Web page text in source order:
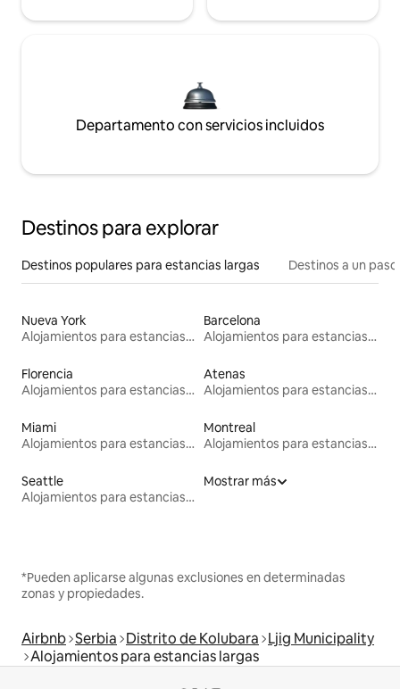
Departamento con servicios incluidos
Destinos para explorar
Destinos populares para estancias largas Destinos a un
Nueva York
Alojamientos para estancias largas
Barcelona
Alojamientos para estancias largas
Florencia
Alojamientos para estancias largas
Atenas
Alojamientos para estancias largas
Miami
Alojamientos para estancias largas
Montreal
Alojamientos para estancias largas
Seattle
Alojamientos para estancias largas
Mostrar más
*Pueden aplicarse algunas exclusiones en determinadas
zonas y propiedades.
Airbnb Serbia Distrito de Kolubara Ljig Municipality
Alojamientos para estancias largas